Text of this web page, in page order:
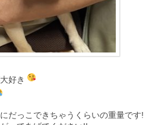
好き
だっこできちゃうくらいの重量です!